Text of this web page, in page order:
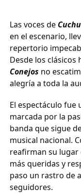
Las voces de Cuchu
en el escenario,
repertorio
Desde los clásicos
Conejos no
alegría a toda la
El espectáculo fue
marcada por la
banda que sigue
musical nacional.
reafirman su lugar
más queridas y
paso un rastro de
seguidores.